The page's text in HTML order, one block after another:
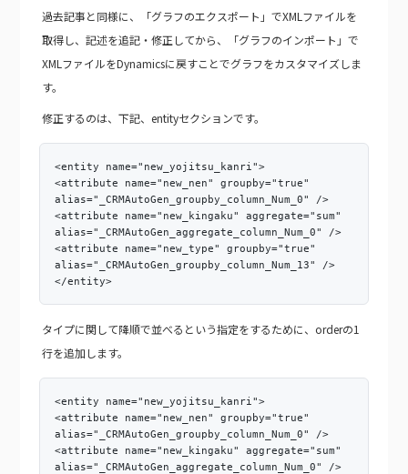
過去記事と同様に、「グラフのエクスポート」でXMLファイルを
取得し、記述を追記・修正してから、「グラフのインポート」で
XMLファイルをDynamicsに戻すことでグラフをカスタマイズしま
す。
修正するのは、下記、entityセクションです。
<entity name="new_yojitsu_kanri">
<attribute name="new_nen" groupby="true"
alias="_CRMAutoGen_groupby_column_Num_0" />
<attribute name="new_kingaku" aggregate="sum"
alias="_CRMAutoGen_aggregate_column_Num_0" />
<attribute name="new_type" groupby="true"
alias="_CRMAutoGen_groupby_column_Num_13" />
</entity>
タイプに関して降順で並べるという指定をするために、orderの1
行を追加します。
<entity name="new_yojitsu_kanri">
<attribute name="new_nen" groupby="true"
alias="_CRMAutoGen_groupby_column_Num_0" />
<attribute name="new_kingaku" aggregate="sum"
alias="_CRMAutoGen_aggregate_column_Num_0" />